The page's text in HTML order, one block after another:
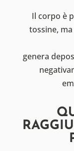
Il corpo è
tossine,
genera